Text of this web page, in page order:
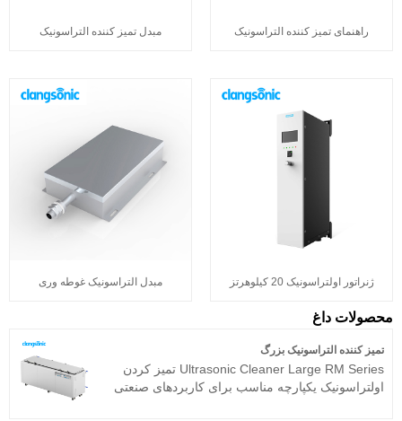
راهنمای تمیز کننده التراسونیک مبدل تمیز کننده التراسونیک
ژنراتور اولتراسونیک 20 کیلوهرتز مبدل التراسونیک غوطه وری
محصولات داغ
تمیز کننده التراسونیک بزرگ
Ultrasonic Cleaner Large RM Series تمیز کردن
اولتراسونیک یکپارچه مناسب برای کاربردهای صنعتی